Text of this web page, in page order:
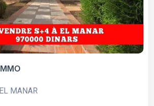
MANAR